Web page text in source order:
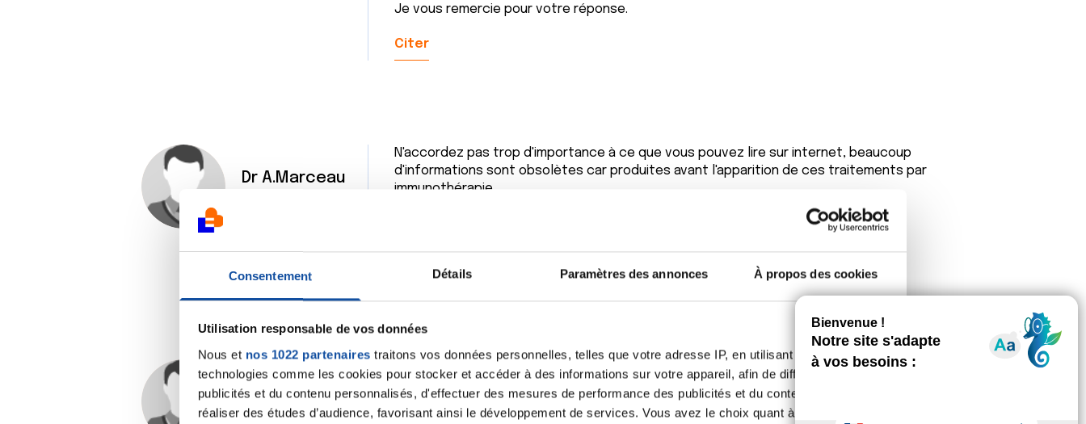
Consentement Détails Paramètres des annonces À propos des cookies
Utilisation responsable de vos données
Nous et nos 1022 partenaires traitons vos données personnelles, telles que votre adresse IP, en utilisant des
technologies comme les cookies pour stocker et accéder à des informations sur votre appareil, afin de diffuser des
publicités et du contenu personnalisés, d'effectuer des mesures de performance des publicités et du contenu, ainsi que de
réaliser des études d’audience, favorisant ainsi le développement de services. Vous avez le choix quant à l'utilisation de
Je vous remercie pour votre réponse.
Citer
Dr A.Marceau
N'accordez pas trop d'importance à ce que vous pouvez lire sur internet, beaucoup
d'informations sont obsolètes car produites avant l'apparition de ces traitements par
immunothérapie.
Sabrina.d59
25/05/2019 - 17:26
Merci docteur pour votre grande générosité. Ça fait du bien de pouvoir en discuter avec
un professionnel.
Passez un agréable week-end !